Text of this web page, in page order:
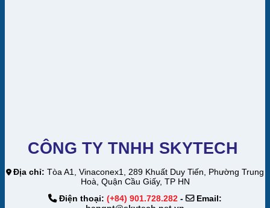
CÔNG TY TNHH SKYTECH
Địa chỉ: Tòa A1, Vinaconex1, 289 Khuất Duy Tiến, Phường Trung
Hoà, Quận Cầu Giấy, TP HN
Điện thoại: (+84) 901.728.282 -
Email: